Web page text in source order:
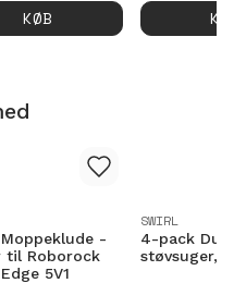
KØB
-
til Roborock
5V1
SWIRL
4-pack
støvsuger,